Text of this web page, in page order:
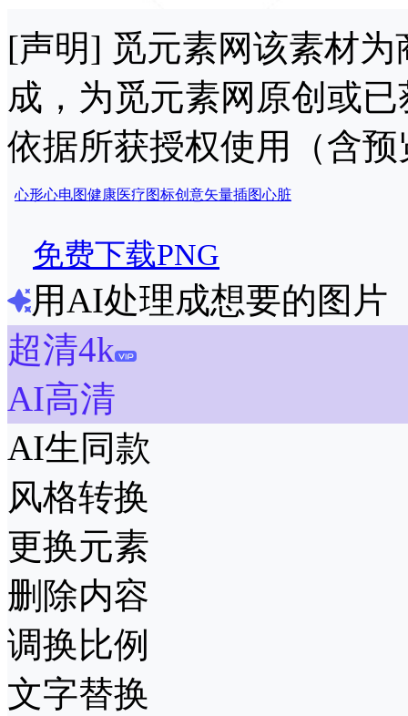
[声明] 觅元素网该素材
成，为觅元素网原创或
依据所获授权使用（含
心形心电图健康医疗图标创意矢量插图心脏
免费下载PNG
用AI处理成想要的图片
超清4k
AI高清
AI生同款
风格转换
更换元素
删除内容
调换比例
文字替换